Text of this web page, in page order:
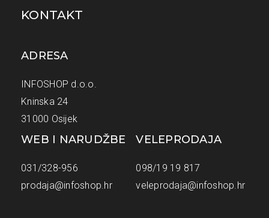
KONTAKT
ADRESA
INFOSHOP d.o.o.
Kninska 24
31000 Osijek
WEB I NARUDŽBE
031/328-956
prodaja@infoshop.hr
VELEPRODAJA
098/19 19 817
veleprodaja@infoshop.hr